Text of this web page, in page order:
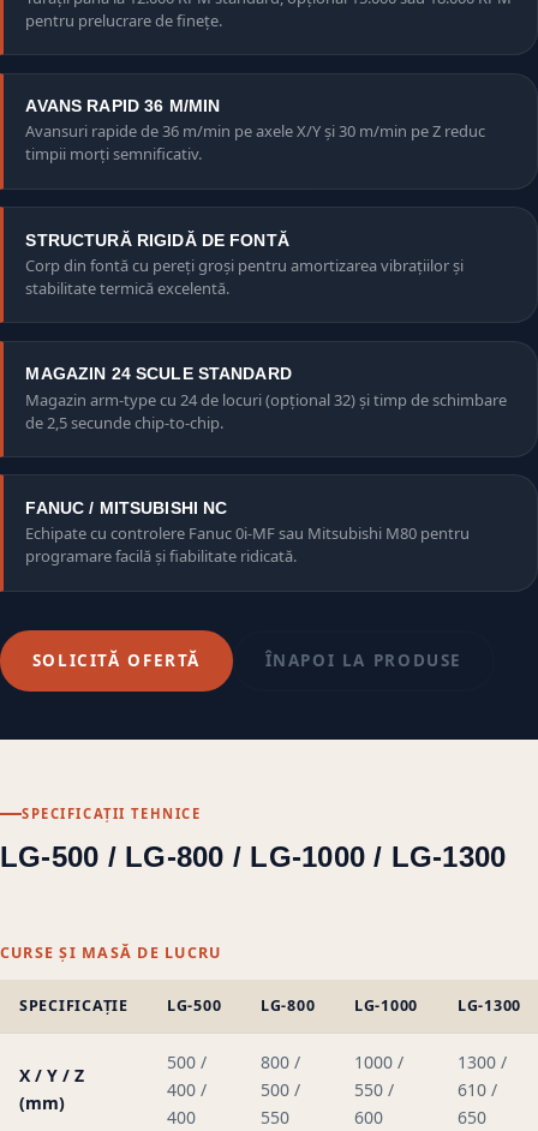
pentru prelucrare de finețe.
AVANS RAPID 36 M/MIN
Avansuri rapide de 36 m/min pe axele X/Y și 30 m/min pe Z reduc
timpii morți semnificativ.
STRUCTURĂ RIGIDĂ DE FONTĂ
Corp din fontă cu pereți groși pentru amortizarea vibrațiilor și
stabilitate termică excelentă.
MAGAZIN 24 SCULE STANDARD
Magazin arm-type cu 24 de locuri (opțional 32) și timp de schimbare
de 2,5 secunde chip-to-chip.
FANUC / MITSUBISHI NC
Echipate cu controlere Fanuc 0i-MF sau Mitsubishi M80 pentru
programare facilă și fiabilitate ridicată.
SOLICITĂ OFERTĂ ÎNAPOI LA PRODUSE
SPECIFICAȚII TEHNICE
LG-500 / LG-800 / LG-1000 / LG-1300
CURSE ȘI MASĂ DE LUCRU
SPECIFICAȚIE LG-500 LG-800 LG-1000 LG-1300
X / Y / Z
(mm)
500 /
400 /
400
800 /
500 /
550
1000 /
550 /
600
1300 /
610 /
650